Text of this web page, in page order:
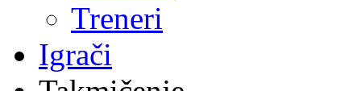
Treneri
Igrači